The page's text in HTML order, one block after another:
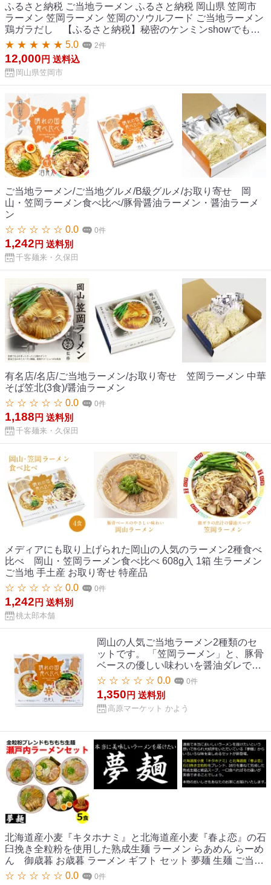
ふるさと納税 ご当地ラーメン ふるさと納税 岡山県 笠岡市
ラーメン 笠岡ラーメン 笠岡のソウルフード ご当地ラーメン
鶏ガラだし 【ふるさと納税】秘密のケンミンshowでも紹
介されました！ ラーメン ご当地ラーメン 笠岡ラーメン 笠岡
のソウルフード 14食入（煮鶏チャーシューのレシピ付）
《45日以内に出荷予定(土日祝除く)》 岡山県 笠岡市 鶏ガラ
★ ★ ★ ★ ★ 5.0 2件
12,000 円 送料込
岡山県笠岡市
ご当地ラーメン/ご当地グルメ/B級グルメ/お取り寄せ 岡
山・笠岡ラーメン食べ比べ/豚骨醤油ラーメン・醤油ラーメ
ン
☆ ☆ ☆ ☆ ☆ 0.0
0件
1,242 円 送料別
千客麺来・久保田
有名店/名店/ご当地ラーメン/お取り寄せ 笠岡ラーメン 中華
そば笠北(3食)/醤油ラーメン
☆ ☆ ☆ ☆ ☆ 0.0
0件
1,188 円 送料別
千客麺来・久保田
メディアにも取り上げられた岡山の人気のラーメン2種食べ
比べ 岡山・笠岡ラーメン食べ比べ 608g入 1箱 生ラーメン
ご当地 手土産 お取り寄せ 特産品
☆ ☆ ☆ ☆ ☆ 0.0
0件
1,242 円 送料別
桃太郎本舗
岡山の人気ご当地ラーメン2種類のセ
ットです。 「笠岡ラーメン」と、豚骨
ベースの優しい味わいを醤油ダレでま
とめたスープが、細麺によくからむ
「岡山ラーメン」の詰め合わせ。
【晴れの国食べ比べ】岡山・笠岡ラー
メン4食入り【豚骨醤油ラーメン・醤
ート麺)
☆ ☆ ☆ ☆ ☆ 0.0 0件
1,350 円 送料別
高原マーケット かよう
北海道産小麦『キタホナミ』と北海道産小麦『春よ恋』の石
臼挽き全粒粉を使用した熟成生麺 ラーメン らあめん らーめ
ん 御歳暮 お歳暮 ラーメン ギフト セット 夢麺 生麺 ご当地
ラーメン 尾道ラーメン 笠岡ラーメン 瀬戸内塩ラーメン 岡山
☆ ☆ ☆ ☆ ☆ 0.0 0件